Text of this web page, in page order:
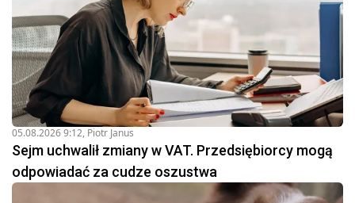
05.08.2026 9:12, Piotr Janus
Sejm uchwalił zmiany w VAT. Przedsiębiorcy mogą
odpowiadać za cudze oszustwa